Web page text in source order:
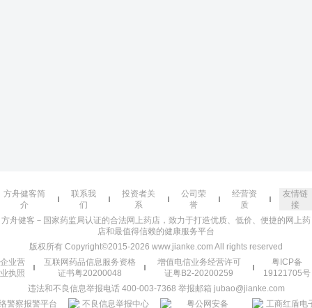
方舟健客简
介
联系我
们
投资者关
系
公司荣
誉
经营资
质
友情链
接
方舟健客－国家药监局认证的合法网上药店，致力于打造优质、低价、便捷的网上药
店和最值得信赖的健康服务平台
版权所有 Copyright©2015-2026 www.jianke.com All rights reserved
企业营
业执照
互联网药品信息服务资格
证书粤20200048
增值电信业务经营许可
证粤B2-20200259
粤ICP备
19121705号
违法和不良信息举报电话 400-003-7368 举报邮箱 jubao@jianke.com